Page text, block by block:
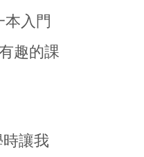
本入門
趣的課
時讓我